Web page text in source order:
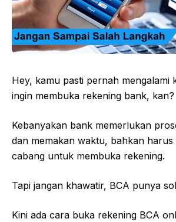
Hey, kamu pasti pernah mengalami
ingin membuka rekening bank, kan?
Kebanyakan bank memerlukan
dan memakan waktu, bahkan
cabang untuk membuka rekening.
Tapi jangan khawatir, BCA punya
Kini ada cara buka rekening BCA